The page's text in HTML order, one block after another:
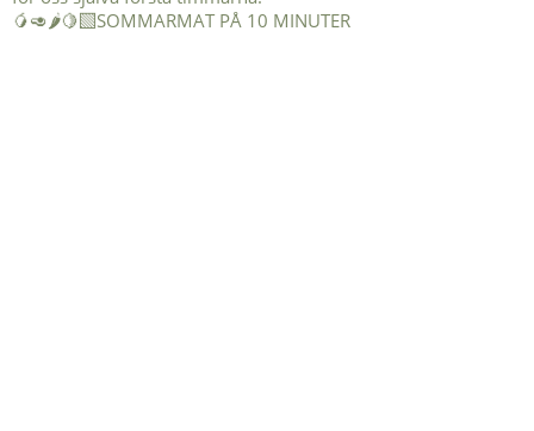
🥭🥑🌶️🍋‍🟩SOMMARMAT PÅ 10 MINUTER